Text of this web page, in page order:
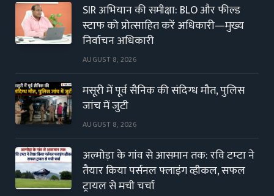
SIR अभियान की समीक्षा: BLO और फील्ड
स्टाफ को प्रोत्साहित करें अधिकारी—मुख्य
निर्वाचन अधिकारी
AUGUST 8, 2026
मसूरी में पूर्व सैनिक की संदिग्ध मौत, पुलिस
जांच में जुटी
AUGUST 8, 2026
अल्मोड़ा के गांव से आसमान तक: रवि टम्टा ने
तैयार किया पर्सनल फ्लाइंग व्हीकल, सफल
ट्रायल से मची चर्चा